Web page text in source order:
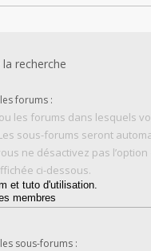
recherche
forums :
les forums dans lesquels
sous-forums seront
ne désactivez pas
ci-dessous.
sous-forums :